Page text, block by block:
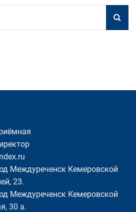
Междуреченск Кемеровской
23.
Междуреченск Кемеровской
30 а.